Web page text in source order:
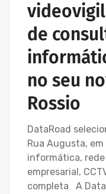
de
no seu
Rossio
DataRoad
Rua Augusta,
informática, rede
empresarial,
completa A